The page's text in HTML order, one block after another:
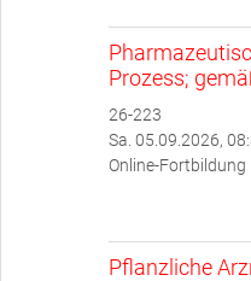
Prozess;
26-223
Sa. 05.09.2026,
Online-Fortbildung
Pflanzliche